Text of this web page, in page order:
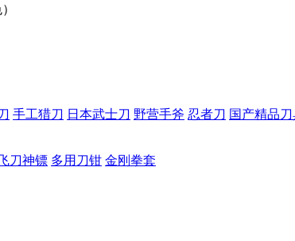
手工猎刀 日本武士刀 野营手斧 忍者刀 国产精品
刀神镖 多用刀钳 金刚拳套